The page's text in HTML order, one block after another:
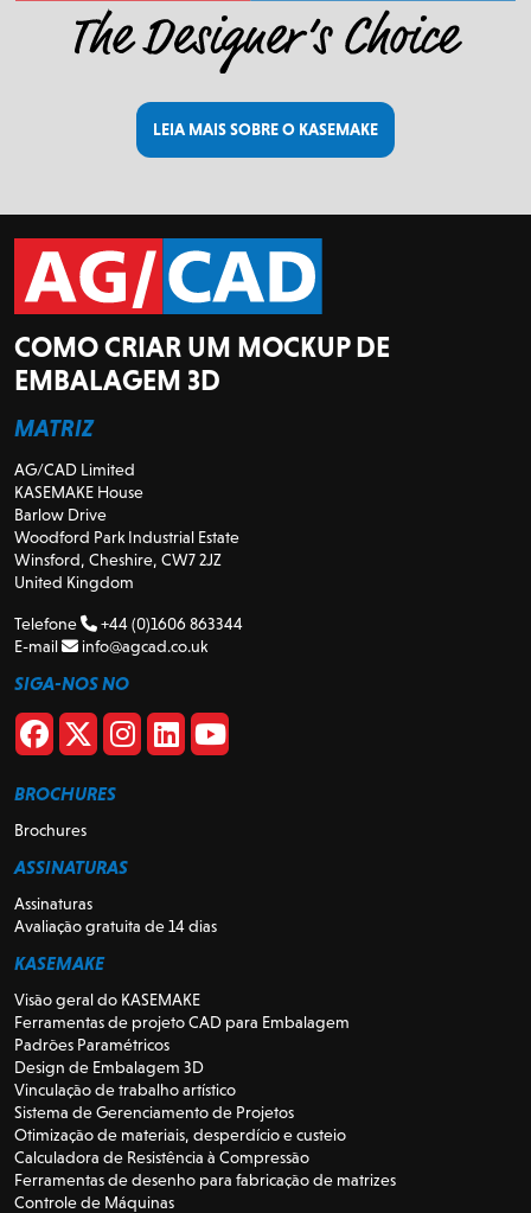
LEIA MAIS SOBRE O KASEMAKE
COMO CRIAR UM MOCKUP DE
EMBALAGEM 3D
MATRIZ
AG/CAD Limited
KASEMAKE House
Barlow Drive
Woodford Park Industrial Estate
Winsford, Cheshire, CW7 2JZ
United Kingdom
Telefone
+44 (0)1606 863344
E-mail
info@agcad.co.uk
SIGA-NOS NO
BROCHURES
Brochures
ASSINATURAS
Assinaturas
Avaliação gratuita de 14 dias
KASEMAKE
Visão geral do KASEMAKE
Ferramentas de projeto CAD para Embalagem
Padrões Paramétricos
Design de Embalagem 3D
Vinculação de trabalho artístico
Sistema de Gerenciamento de Projetos
Otimização de materiais, desperdício e custeio
Calculadora de Resistência à Compressão
Ferramentas de desenho para fabricação de matrizes
Controle de Máquinas